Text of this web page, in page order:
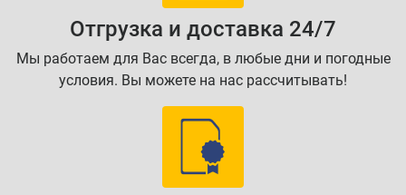
Отгрузка и доставка 24/7
Мы работаем для Вас всегда, в любые дни и погодные
условия. Вы можете на нас рассчитывать!